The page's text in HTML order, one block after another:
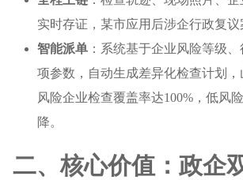
实时存证，某市应用后涉企行政复议
智能派单 ：系统基于企业风险等级
项参数，自动生成差异化检查计划
风险企业检查覆盖率达100%，低风
降。
二、核心价值：政企